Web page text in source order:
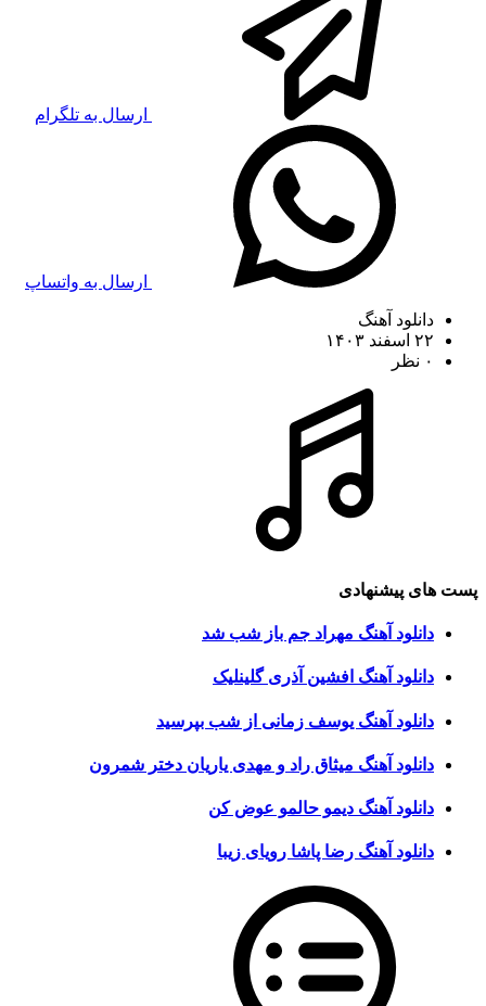
ارسال به تلگرام
ارسال به واتساپ
دانلود آهنگ
۲۲ اسفند ۱۴۰۳
۰ نظر
پست های پیشنهادی
دانلود آهنگ مهراد جم باز شب شد
دانلود آهنگ افشین آذری گلینلیک
دانلود آهنگ یوسف زمانی از شب بپرسید
دانلود آهنگ میثاق راد و مهدی یاریان دختر شمرون
دانلود آهنگ دیمو حالمو عوض کن
دانلود آهنگ رضا پاشا رویای زیبا